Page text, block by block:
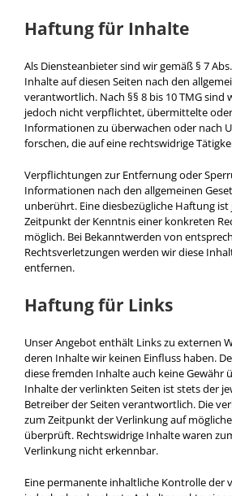
Haftung für Inhalte
Als Diensteanbieter sind wir gemäß § 7
Inhalte auf diesen Seiten nach den
verantwortlich. Nach §§ 8 bis 10 TMG sind
jedoch nicht verpflichtet, übermittelte
Informationen zu überwachen oder nach
forschen, die auf eine rechtswidrige
Verpflichtungen zur Entfernung oder
Informationen nach den allgemeinen
unberührt. Eine diesbezügliche Haftung
Zeitpunkt der Kenntnis einer konkreten
möglich. Bei Bekanntwerden von
Rechtsverletzungen werden wir diese
entfernen.
Haftung für Links
Unser Angebot enthält Links zu externen
deren Inhalte wir keinen Einfluss haben.
diese fremden Inhalte auch keine Gewähr
Inhalte der verlinkten Seiten ist stets der
Betreiber der Seiten verantwortlich. Die
zum Zeitpunkt der Verlinkung auf
überprüft. Rechtswidrige Inhalte waren
Verlinkung nicht erkennbar.
Eine permanente inhaltliche Kontrolle der